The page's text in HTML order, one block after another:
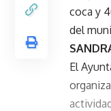
coca y
del
El